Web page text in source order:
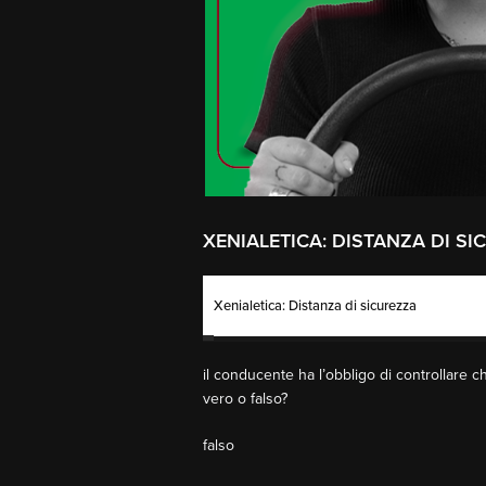
XENIALETICA: DISTANZA DI
Xenialetica: Distanza di sicurezza
il conducente ha l’obbligo di controllare
vero o falso?
falso